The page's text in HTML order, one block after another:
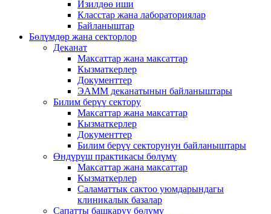
Изилдөө иши
Класстар жана лабораториялар
Байланыштар
Бөлүмдөр жана секторлор
Деканат
Максаттар жана максаттар
Кызматкерлер
Документтер
ЭАММ деканатынын байланыштары
Билим берүү сектору
Максаттар жана максаттар
Кызматкерлер
Документтер
Билим берүү секторунун байланыштары
Өндүрүш практикасы бөлүмү
Максаттар жана максаттар
Кызматкерлер
Саламаттык сактоо уюмдарындагы
клиникалык базалар
Сапатты башкаруу бөлүмү